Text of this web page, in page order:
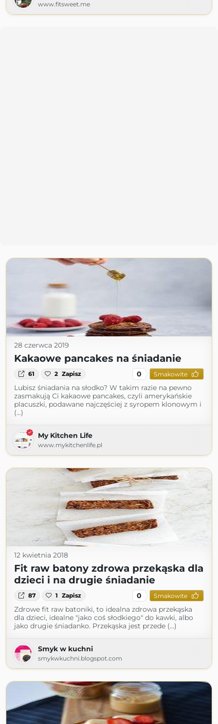
www.fitsweet.me
28 czerwca 2019
Kakaowe pancakes na śniadanie
61 2 Zapisz 0 Smakowite
Lubisz śniadania na słodko? W takim razie na pewno
zasmakują Ci kakaowe pancakes, czyli amerykańskie
placuszki, podawane najczęściej z syropem klonowym i
(...)
My Kitchen Life
www.mykitchenlife.pl
12 kwietnia 2018
Fit raw batony zdrowa przekąska dla
dzieci i na drugie śniadanie
87 1 Zapisz 0 Smakowite
Zdrowe fit raw batoniki, to idealna zdrowa przekąska
dla dzieci, idealne "jako coś słodkiego" do kawki, albo
jako drugie śniadanko. Przekąska jest przede (...)
Smyk w kuchni
smykwkuchni.blogspot.com